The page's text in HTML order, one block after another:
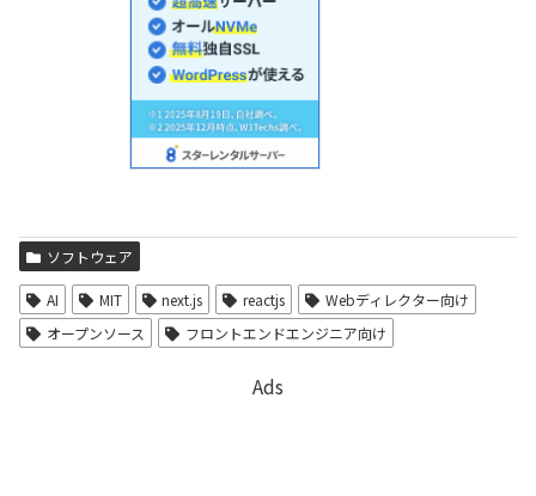
ソフトウェア
AI MIT next.js reactjs
Webディレクター向け
オープンソース
フロントエンドエンジニア向け
Ads